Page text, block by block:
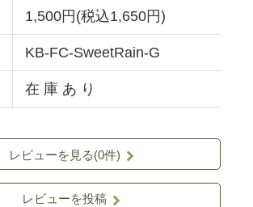
1,500円(税込1,650円)
KB-FC-SweetRain-G
在 庫 あ り
レビューを見る(0件)
レビューを投稿